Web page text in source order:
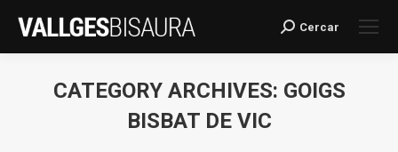
Search:
Cercar
CATEGORY ARCHIVES: GOIGS
BISBAT DE VIC